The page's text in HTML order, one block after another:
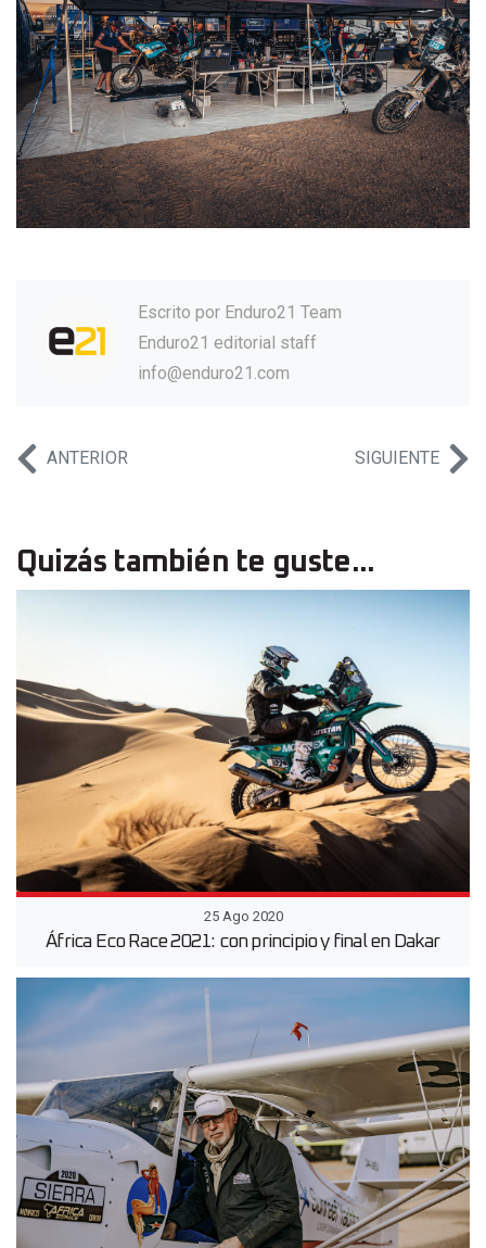
Escrito por Enduro21 Team
Enduro21 editorial staff
info@enduro21.com
ANTERIOR SIGUIENTE
Quizás también te guste...
25 Ago 2020
África Eco Race 2021: con principio y final en Dakar